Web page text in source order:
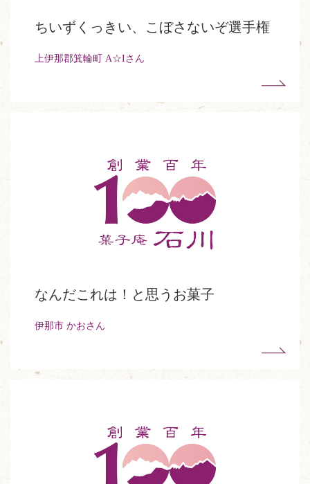
ちいずくっきい、こぼさないぞ選手権
上伊那郡箕輪町 A☆Iさん
なんだこれは！と思うお菓子
伊那市 かおさん